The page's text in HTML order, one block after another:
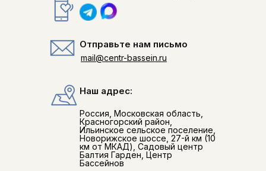
Наш адрес:
Россия, Московская область,
Красногорский район,
Ильинское сельское поселение,
Новорижское шоссе, 27-й км (10
км от МКАД), Садовый центр
Балтия Гарден, Центр
Бассейнов
Отправьте нам письмо
mail@centr-bassein.ru